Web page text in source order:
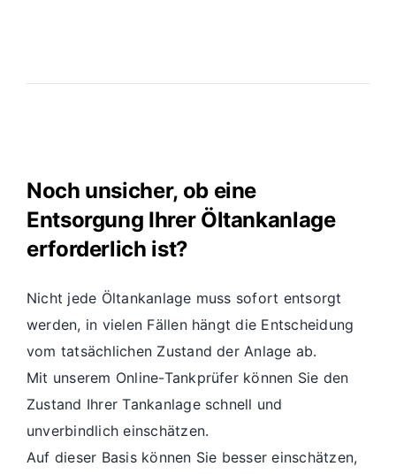
Noch unsicher, ob eine
Entsorgung Ihrer Öltankanlage
erforderlich ist?
Nicht jede Öltankanlage muss sofort entsorgt
werden, in vielen Fällen hängt die Entscheidung
vom tatsächlichen Zustand der Anlage ab.
Mit unserem Online-Tankprüfer können Sie den
Zustand Ihrer Tankanlage schnell und
unverbindlich einschätzen.
Auf dieser Basis können Sie besser einschätzen,